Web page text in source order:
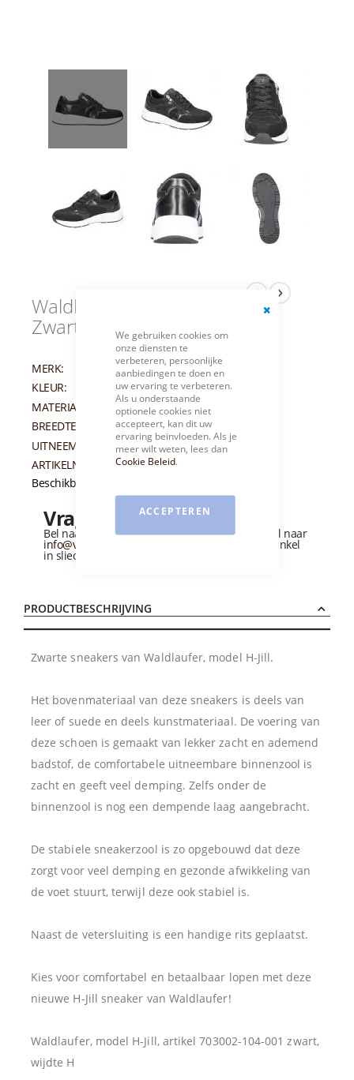
We gebruiken cookies om
onze diensten te
verbeteren, persoonlijke
aanbiedingen te doen en
uw ervaring te verbeteren.
Als u onderstaande
optionele cookies niet
accepteert, kan dit uw
ervaring beïnvloeden. Als je
meer wilt weten, lees dan
Cookie Beleid.
ACCEPTEREN
Waldlaufer Sneakers
Zwart H-Jill
MERK:
WALDLAUFER
KLEUR:
ZWART
MATERIAAL:
SUEDE
BREEDTEMAAT:
H
UITNEEMBAAR VOETBED:
JA
ARTIKELNUMMER:
012270
Beschikbaarheid:
Vragen over dit product?
Bel naar +31 (0)184 - 412 135of stuur een e-mail naar
info@vandervliesschoenen.nl of bezoek onze winkel
in sliedrecht
PRODUCTBESCHRIJVING
Zwarte sneakers van Waldlaufer, model H-Jill.
Het bovenmateriaal van deze sneakers is deels van
leer of suede en deels kunstmateriaal. De voering van
deze schoen is gemaakt van lekker zacht en ademend
badstof, de comfortabele uitneembare binnenzool is
zacht en geeft veel demping. Zelfs onder de
binnenzool is nog een dempende laag aangebracht.
De stabiele sneakerzool is zo opgebouwd dat deze
zorgt voor veel demping en gezonde afwikkeling van
de voet stuurt, terwijl deze ook stabiel is.
Naast de vetersluiting is een handige rits geplaatst.
Kies voor comfortabel en betaalbaar lopen met deze
nieuwe H-Jill sneaker van Waldlaufer!
Waldlaufer, model H-Jill, artikel 703002-104-001 zwart,
wijdte H